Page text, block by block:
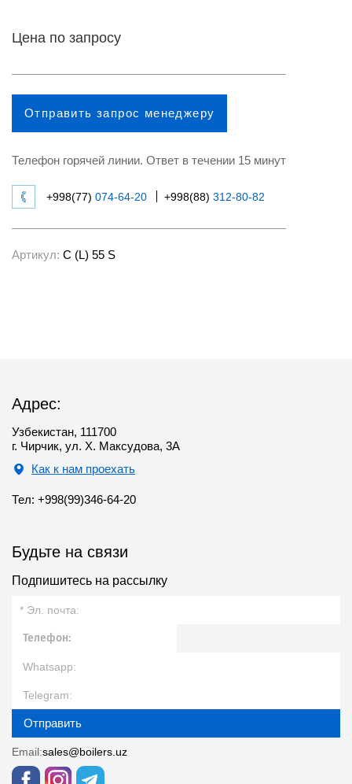
Цена по запросу
Отправить запрос менеджеру
Телефон горячей линии. Ответ в течении 15 минут
+998(77) 074-64-20 +998(88) 312-80-82
Артикул: C (L) 55 S
Адрес:
Узбекистан, 111700
г. Чирчик, ул. Х. Максудова, 3А
Как к нам проехать
Тел: +998(99)346-64-20
Будьте на связи
Подпишитесь на рассылку
Отправить
Email:sales@boilers.uz